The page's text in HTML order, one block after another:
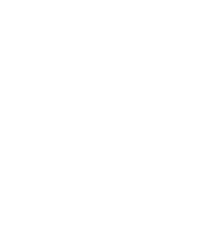
Id
Olahraga Yang